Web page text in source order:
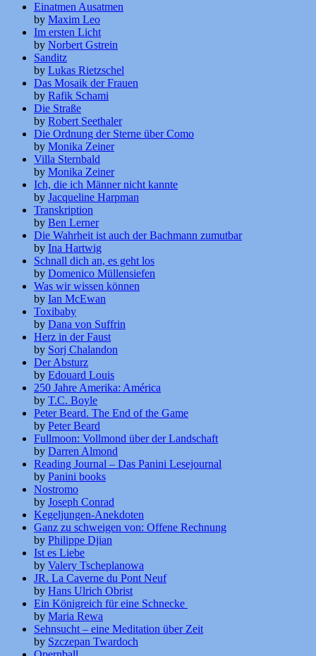
Einatmen Ausatmen
by Maxim Leo
Im ersten Licht
by Norbert Gstrein
Sanditz
by Lukas Rietzschel
Das Mosaik der Frauen
by Rafik Schami
Die Straße
by Robert Seethaler
Die Ordnung der Sterne über Como
by Monika Zeiner
Villa Sternbald
by Monika Zeiner
Ich, die ich Männer nicht kannte
by Jacqueline Harpman
Transkription
by Ben Lerner
Die Wahrheit ist auch der Bachmann zumutbar
by Ina Hartwig
Schnall dich an, es geht los
by Domenico Müllensiefen
Was wir wissen können
by Ian McEwan
Toxibaby
by Dana von Suffrin
Herz in der Faust
by Sorj Chalandon
Der Absturz
by Edouard Louis
250 Jahre Amerika: América
by T.C. Boyle
Peter Beard. The End of the Game
by Peter Beard
Fullmoon: Vollmond über der Landschaft
by Darren Almond
Reading Journal – Das Panini Lesejournal
by Panini books
Nostromo
by Joseph Conrad
Kegeljungen-Anekdoten
Ganz zu schweigen von: Offene Rechnung
by Philippe Djian
Ist es Liebe
by Valery Tscheplanowa
JR. La Caverne du Pont Neuf
by Hans Ulrich Obrist
Ein Königreich für eine Schnecke
by Maria Rewa
Sehnsucht – eine Meditation über Zeit
by Szczepan Twardoch